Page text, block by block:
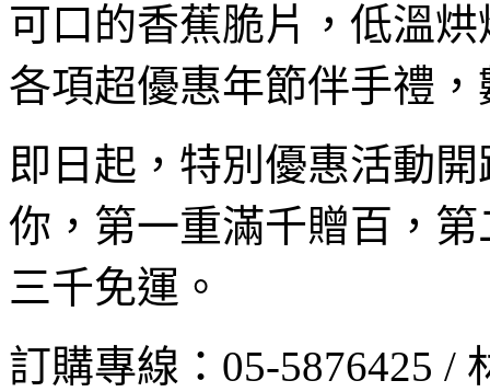
可口的香蕉脆片，低溫
各項超優惠年節伴手禮
即日起，特別優惠活動
你，第一重滿千贈百，
三千免運。
訂購專線：05-5876425 /